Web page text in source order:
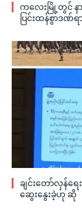
ကလေးမြို့တွင် န
ပြင်းထန်စွာဒဏ်ရ
ချင်းတော်လှန်ရ
ဆွေးနွေးခဲ့ဟု ဆို